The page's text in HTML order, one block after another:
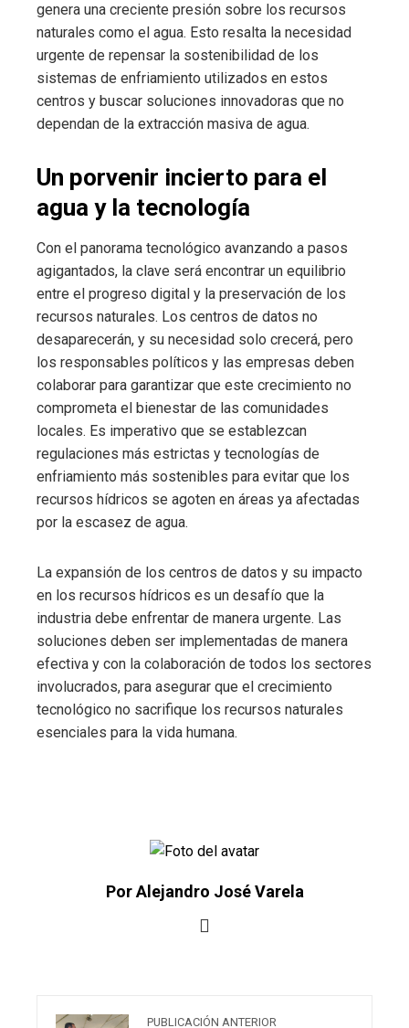
genera una creciente presión sobre los recursos
naturales como el agua. Esto resalta la necesidad
urgente de repensar la sostenibilidad de los
sistemas de enfriamiento utilizados en estos
centros y buscar soluciones innovadoras que no
dependan de la extracción masiva de agua.
Un porvenir incierto para el
agua y la tecnología
Con el panorama tecnológico avanzando a pasos
agigantados, la clave será encontrar un equilibrio
entre el progreso digital y la preservación de los
recursos naturales. Los centros de datos no
desaparecerán, y su necesidad solo crecerá, pero
los responsables políticos y las empresas deben
colaborar para garantizar que este crecimiento no
comprometa el bienestar de las comunidades
locales. Es imperativo que se establezcan
regulaciones más estrictas y tecnologías de
enfriamiento más sostenibles para evitar que los
recursos hídricos se agoten en áreas ya afectadas
por la escasez de agua.
La expansión de los centros de datos y su impacto
en los recursos hídricos es un desafío que la
industria debe enfrentar de manera urgente. Las
soluciones deben ser implementadas de manera
efectiva y con la colaboración de todos los sectores
involucrados, para asegurar que el crecimiento
tecnológico no sacrifique los recursos naturales
esenciales para la vida humana.
Por Alejandro José Varela
PUBLICACIÓN ANTERIOR